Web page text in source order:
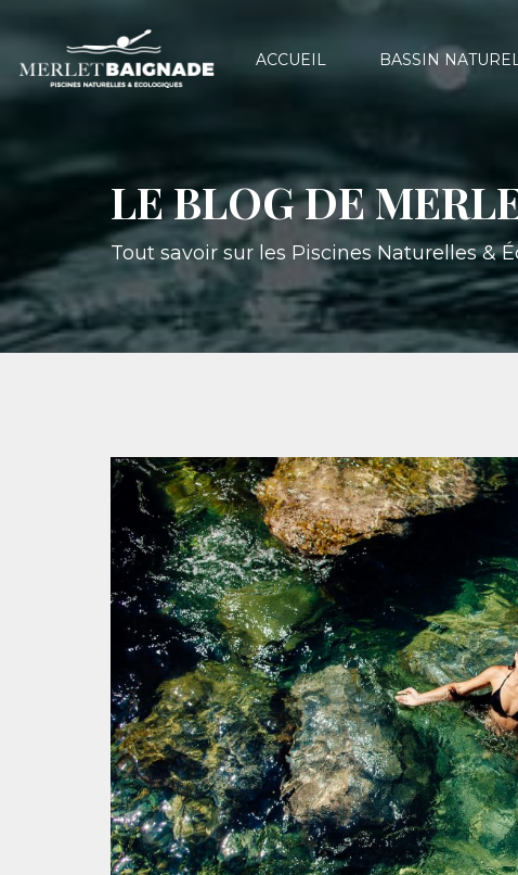
ACCUEIL BASSIN
LE BLOG DE
Tout savoir sur les Piscines Naturelles &